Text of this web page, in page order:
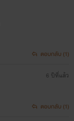
ตอบกลับ (1)
6 ปีที่แล้ว
ตอบกลับ (1)